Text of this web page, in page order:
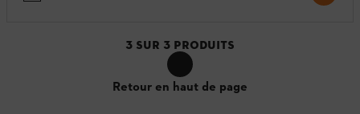
3 SUR 3 PRODUITS
Retour en haut de page